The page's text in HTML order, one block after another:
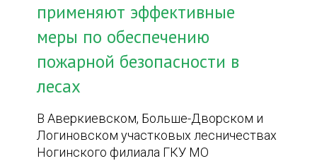
применяют эффективные
меры по обеспечению
пожарной безопасности в
лесах
В Аверкиевском, Больше-Дворском и
Логиновском участковых лесничествах
Ногинского филиала ГКУ МО